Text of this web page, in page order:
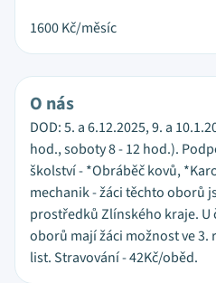
1600Kč/měsíc
O nás
DOD: 5. a 6.12.2025, 9. a
hod., soboty 8 - 12 hod.).
školství - *Obráběč kovů,
mechanik - žáci těchto oborů
prostředků Zlínského kraje.
oborů mají žáci možnost ve
list. Stravování - 42Kč/oběd.